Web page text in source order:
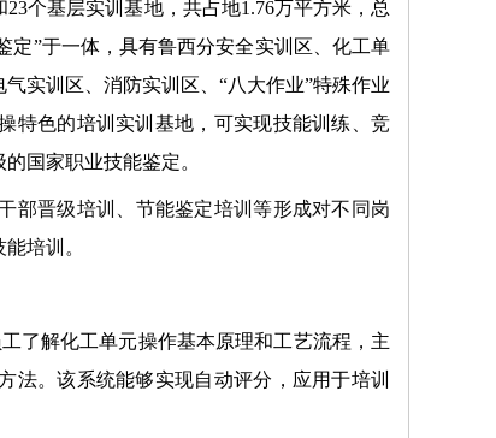
个基层实训基地，共占地1.76万平方米，总
定”于一体，具有鲁西分安全实训区、化工单
实训区、消防实训区、“八大作业”特殊作业
特色的培训实训基地，可实现技能训练、竞
国家职业技能鉴定。
部晋级培训、节能鉴定培训等形成对不同岗
培训。
了解化工单元操作基本原理和工艺流程，主
法。该系统能够实现自动评分，应用于培训